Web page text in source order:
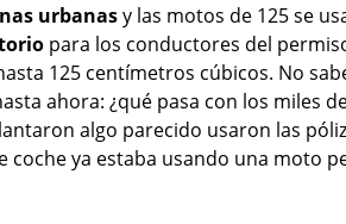
urbanasy las motos de 125 se
para los conductores del
125 centímetros cúbicos. No
ahora: ¿qué pasa con los miles
algo parecido usaron las
ya estaba usando una moto